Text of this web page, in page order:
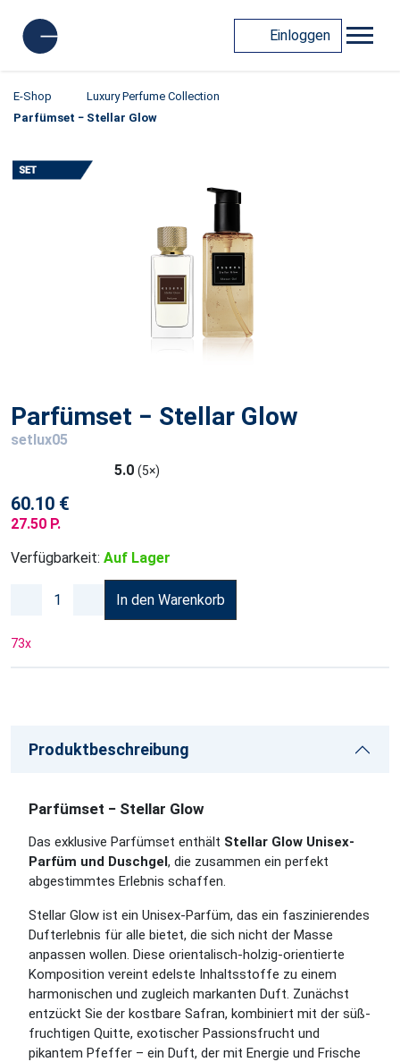
Einloggen
E-Shop
Luxury Perfume Collection
Parfümset − Stellar Glow
Parfümset − Stellar Glow
setlux05
5.0 (5×)
60.10 €
27.50 P.
Verfügbarkeit: Auf Lager
In den Warenkorb
73x
Produktbeschreibung
Parfümset − Stellar Glow
Das exklusive Parfümset enthält Stellar Glow Unisex-
Parfüm und Duschgel, die zusammen ein perfekt
abgestimmtes Erlebnis schaffen.
Stellar Glow ist ein Unisex-Parfüm, das ein faszinierendes
Dufterlebnis für alle bietet, die sich nicht der Masse
anpassen wollen. Diese orientalisch-holzig-orientierte
Komposition vereint edelste Inhaltsstoffe zu einem
harmonischen und zugleich markanten Duft. Zunächst
entzückt Sie der kostbare Safran, kombiniert mit der süß-
fruchtigen Quitte, exotischer Passionsfrucht und
pikantem Pfeffer – ein Duft, der mit Energie und Frische